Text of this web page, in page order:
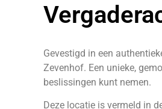
Gevestigd in een
Zevenhof. Een unieke,
beslissingen kunt nemen.
Deze locatie is vermeld in